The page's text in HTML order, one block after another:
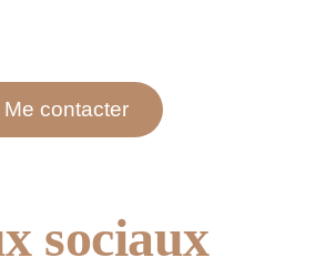
Me contacter
sociaux